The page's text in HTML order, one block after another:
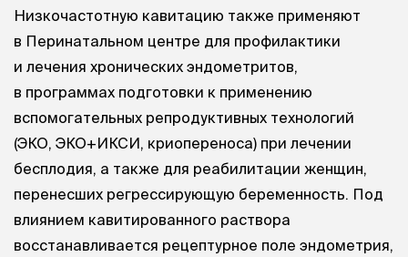
Низкочастотную кавитацию также применяют
в Перинатальном центре для профилактики
и лечения хронических эндометритов,
в программах подготовки к применению
вспомогательных репродуктивных технологий
(ЭКО, ЭКО+ИКСИ, криопереноса) при лечении
бесплодия, а также для реабилитации женщин,
перенесших регрессирующую беременность. Под
влиянием кавитированного раствора
восстанавливается рецептурное поле эндометрия,